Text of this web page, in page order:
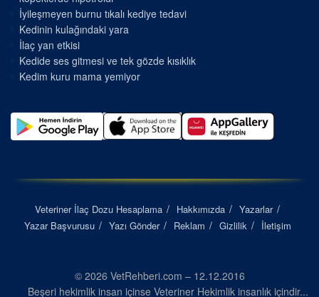
İyileşmeyen burnu tıkalı kediye tedavi
Kedinin kulağındaki yara
İlaç yan etkisi
Kedide ses gitmesi ve tek gözde kısıklık
Kedim kuru mama yemiyor
Veteriner İlaç Dozu Hesaplama Hakkımızda
Yazarlar
Yazar Başvurusu
Yazı Gönder Reklam Gizlilik İletişim
© 2026 VetRehberi.com – 12.12.2016
Beşeri hekimlik insan içinse Veteriner Hekimlik insanlık içindir...